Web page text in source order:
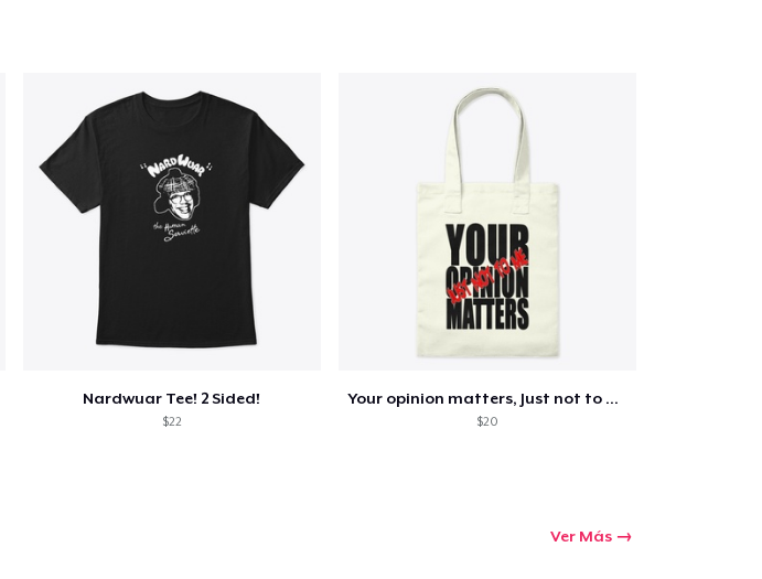
Nardwuar Tee! 2 Sided!
$22
Your opinion matters, Just not to me!
$20
Ver Más
Seguir comprando